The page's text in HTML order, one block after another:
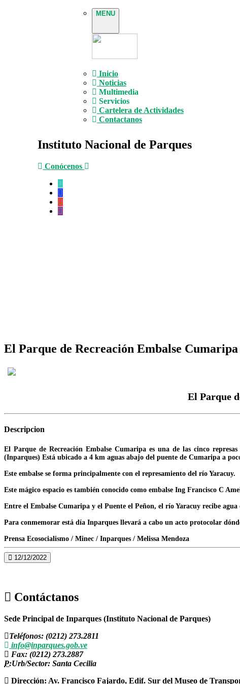
MENU
Inicio
Noticias
Multimedia
Servicios
Cartelera de Actividades
Contactanos
Instituto Nacional de Parques
Conócenos
El Parque de Recreación Embalse
El Parque
Descripcion
El Parque de Recreación Embalse Cumaripa es una de las cinco
(Inparques) Está ubicado a 4 km aguas abajo del puente de Cumaripa a
Este embalse se forma principalmente con el represamiento del río Yaracuy.
Este mágico espacio es también conocido como embalse Ing Francisco C
Entre el Embalse Cumaripa y el Puente el Peñon, el río Yaracuy recibe
Para conmemorar está día Inparques llevará a cabo un acto protocolar
Prensa Ecosocialismo / Minec / Inparques / Melissa Mendoza
12/12/2022
Contáctanos
Sede Principal de Inparques (Instituto Nacional de Parques)
Teléfonos: (0212) 273.2811
info@inparques.gob.ve
Fax: (0212) 273.2887
P:Urb/Sector: Santa Cecilia
Dirección: Av. Francisco Fajardo, Edif. Sur del Museo de